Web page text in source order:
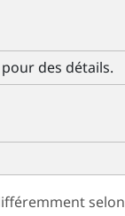
pour des détails.
selon